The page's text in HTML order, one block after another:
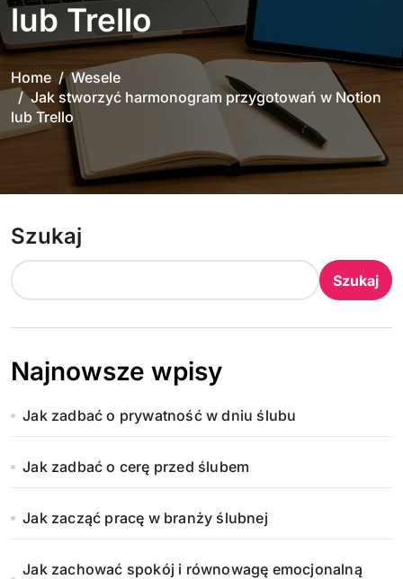
lub Trello
Home
Wesele
Jak stworzyć harmonogram przygotowań w Notion
lub Trello
Szukaj
Szukaj
Najnowsze wpisy
Jak zadbać o prywatność w dniu ślubu
Jak zadbać o cerę przed ślubem
Jak zacząć pracę w branży ślubnej
Jak zachować spokój i równowagę emocjonalną